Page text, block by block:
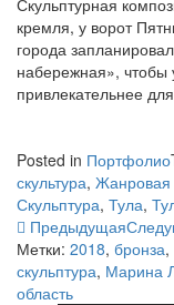
Скульптурная
кремля, у ворот
города
набережная», чтобы
привлекательнее
Posted in Портфолио
скультура, Жанровая
Скульптура, Тула,
Предыдущая
Метки: 2018, бронза,
скульптура, Марина
область